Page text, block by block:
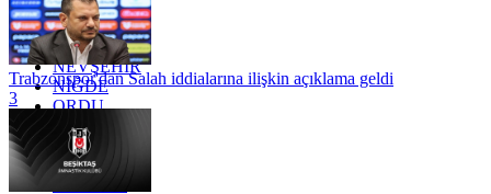
MERSİN
MUĞLA
MUŞ
NEVŞEHİR
NİĞDE
ORDU
OSMANİYE
RİZE
SAKARYA
Trabzonspor'dan Salah iddialarına ilişkin açıklama geldi
3